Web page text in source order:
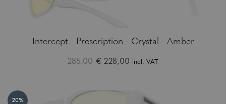
Intercept - Prescription - Crystal - Amber
285.00 € 228,00 incl. VAT
20%